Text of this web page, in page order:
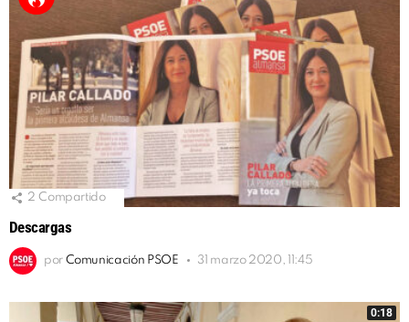
2 Compartido
Descargas
por Comunicación PSOE 31 marzo 2020, 11:45
0:18